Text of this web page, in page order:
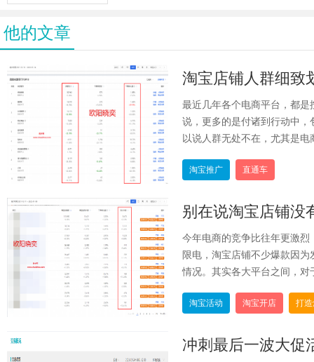
他的文章
淘宝店铺人群细致
最近几年各个电商平台，都
说，更多的是付诸到行动中
以说人群无处不在，尤其是
淘宝推广 直通车
别在说淘宝店铺没
今年电商的竞争比往年更激
限电，淘宝店铺不少爆款因
情况。其实各大平台之间，
淘宝活动 淘宝开店 打
冲刺最后一波大促